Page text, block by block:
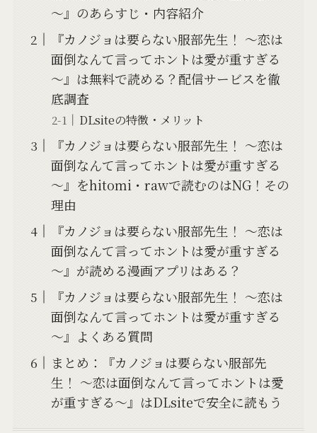
～』のあらすじ・内容紹介
『カノジョは要らない服部先生！ ～恋は
面倒なんて言ってホントは愛が重すぎる
～』は無料で読める？配信サービスを徹
底調査
DLsiteの特徴・メリット
『カノジョは要らない服部先生！ ～恋は
面倒なんて言ってホントは愛が重すぎる
～』をhitomi・rawで読むのはNG！その
理由
『カノジョは要らない服部先生！ ～恋は
面倒なんて言ってホントは愛が重すぎる
～』が読める漫画アプリはある？
『カノジョは要らない服部先生！ ～恋は
面倒なんて言ってホントは愛が重すぎる
～』よくある質問
まとめ：『カノジョは要らない服部先
生！ ～恋は面倒なんて言ってホントは愛
が重すぎる～』はDLsiteで安全に読もう